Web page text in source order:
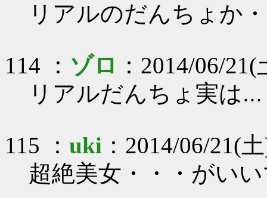
リアルのだんちょか
114 ： ゾロ ：2014/06/
リアルだんちょ実は...
115 ： uki ：2014/06/21(
超絶美女・・・がい